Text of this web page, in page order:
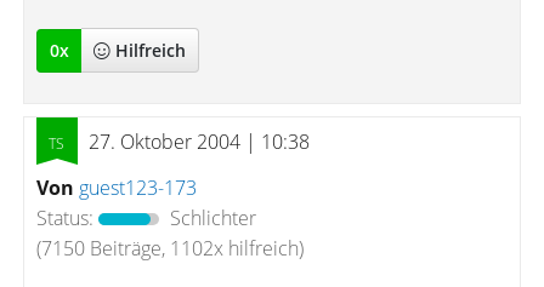
0x Hilfreich
27. Oktober 2004 | 10:38
Von guest123-173
Status:
Schlichter
(7150 Beiträge, 1102x hilfreich)